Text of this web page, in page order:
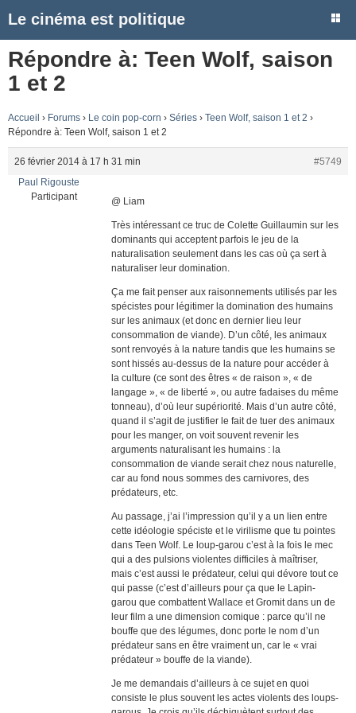
Le cinéma est politique
Répondre à: Teen Wolf, saison
1 et 2
Accueil › Forums › Le coin pop-corn › Séries › Teen Wolf, saison 1 et 2 ›
Répondre à: Teen Wolf, saison 1 et 2
26 février 2014 à 17 h 31 min
#5749
Paul Rigouste
Participant
@ Liam
Très intéressant ce truc de Colette Guillaumin sur les
dominants qui acceptent parfois le jeu de la
naturalisation seulement dans les cas où ça sert à
naturaliser leur domination.
Ça me fait penser aux raisonnements utilisés par les
spécistes pour légitimer la domination des humains
sur les animaux (et donc en dernier lieu leur
consommation de viande). D’un côté, les animaux
sont renvoyés à la nature tandis que les humains se
sont hissés au-dessus de la nature pour accéder à
la culture (ce sont des êtres « de raison », « de
langage », « de liberté », ou autre fadaises du même
tonneau), d’où leur supériorité. Mais d’un autre côté,
quand il s’agit de justifier le fait de tuer des animaux
pour les manger, on voit souvent revenir les
arguments naturalisant les humains : la
consommation de viande serait chez nous naturelle,
car au fond nous sommes des carnivores, des
prédateurs, etc.
Au passage, j’ai l’impression qu’il y a un lien entre
cette idéologie spéciste et le virilisme que tu pointes
dans Teen Wolf. Le loup-garou c’est à la fois le mec
qui a des pulsions violentes difficiles à maîtriser,
mais c’est aussi le prédateur, celui qui dévore tout ce
qui passe (c’est d’ailleurs pour ça que le Lapin-
garou que combattent Wallace et Gromit dans un de
leur film a une dimension comique : parce qu’il ne
bouffe que des légumes, donc porte le nom d’un
prédateur sans en être vraiment un, car le « vrai
prédateur » bouffe de la viande).
Je me demandais d’ailleurs à ce sujet en quoi
consiste le plus souvent les actes violents des loups-